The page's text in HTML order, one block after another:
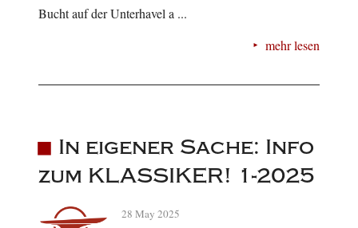
Bucht auf der Unterhavel a ...
mehr lesen
In eigener Sache: Info
zum KLASSIKER! 1-2025
28 May 2025